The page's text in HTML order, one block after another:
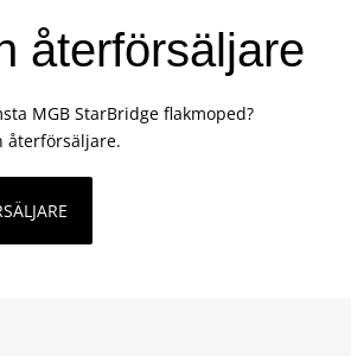
återförsäljare
MGB StarBridge flakmoped?
återförsäljare.